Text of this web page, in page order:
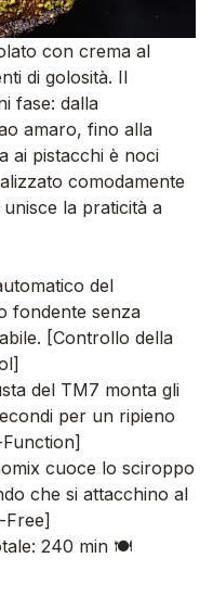
con crema al
di golosità. Il
fase: dalla
amaro, fino alla
ai pistacchi è noci
comodamente
la praticità a
del
fondente senza
[Controllo della
del TM7 monta gli
per un ripieno
cuoce lo sciroppo
che si attacchino al
Free]
240 min 🍽️